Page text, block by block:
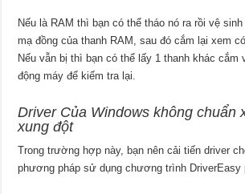
Nếu là RAM thì bạn có thể tháo nó ra rồi vệ
mạ đồng của thanh RAM, sau đó cắm lại xem
Nếu vẫn bị thì bạn có thể lấy 1 thanh khác cắm
động máy để kiếm tra lại.
Driver Của Windows không chuẩn
xung đột
Trong trường hợp này, bạn nên cải tiến driver
phương pháp sử dụng chương trình DriverEasy